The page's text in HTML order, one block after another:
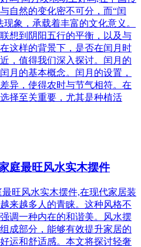
自然的变化密不可分，而“闰
象，承载着丰富的文化意义。
想到阴阳五行的平衡，以及与
这样的背景下，是否在闰月时
，值得我们深入探讨。闰月的
月的基本概念。闰月的设置，
异，使得农时与节气相符。在
择至关重要，尤其是种植活
庭最旺风水实木摆件
旺风水实木摆件,在现代家居装
来越多人的青睐。这种风格不
调一种内在的和谐美。风水摆
成部分，能够有效提升家居的
运和舒适感。本文将探讨轻奢